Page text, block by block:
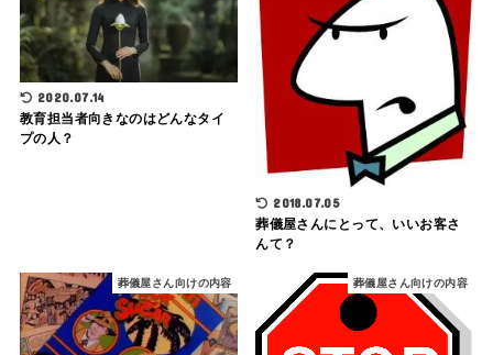
2020.07.14
教育担当者向きなのはどんなタイ
プの人？
2018.07.05
葬儀屋さんにとって、いいお客さ
んて？
葬儀屋さん向けの内容 葬儀屋さん向けの内容